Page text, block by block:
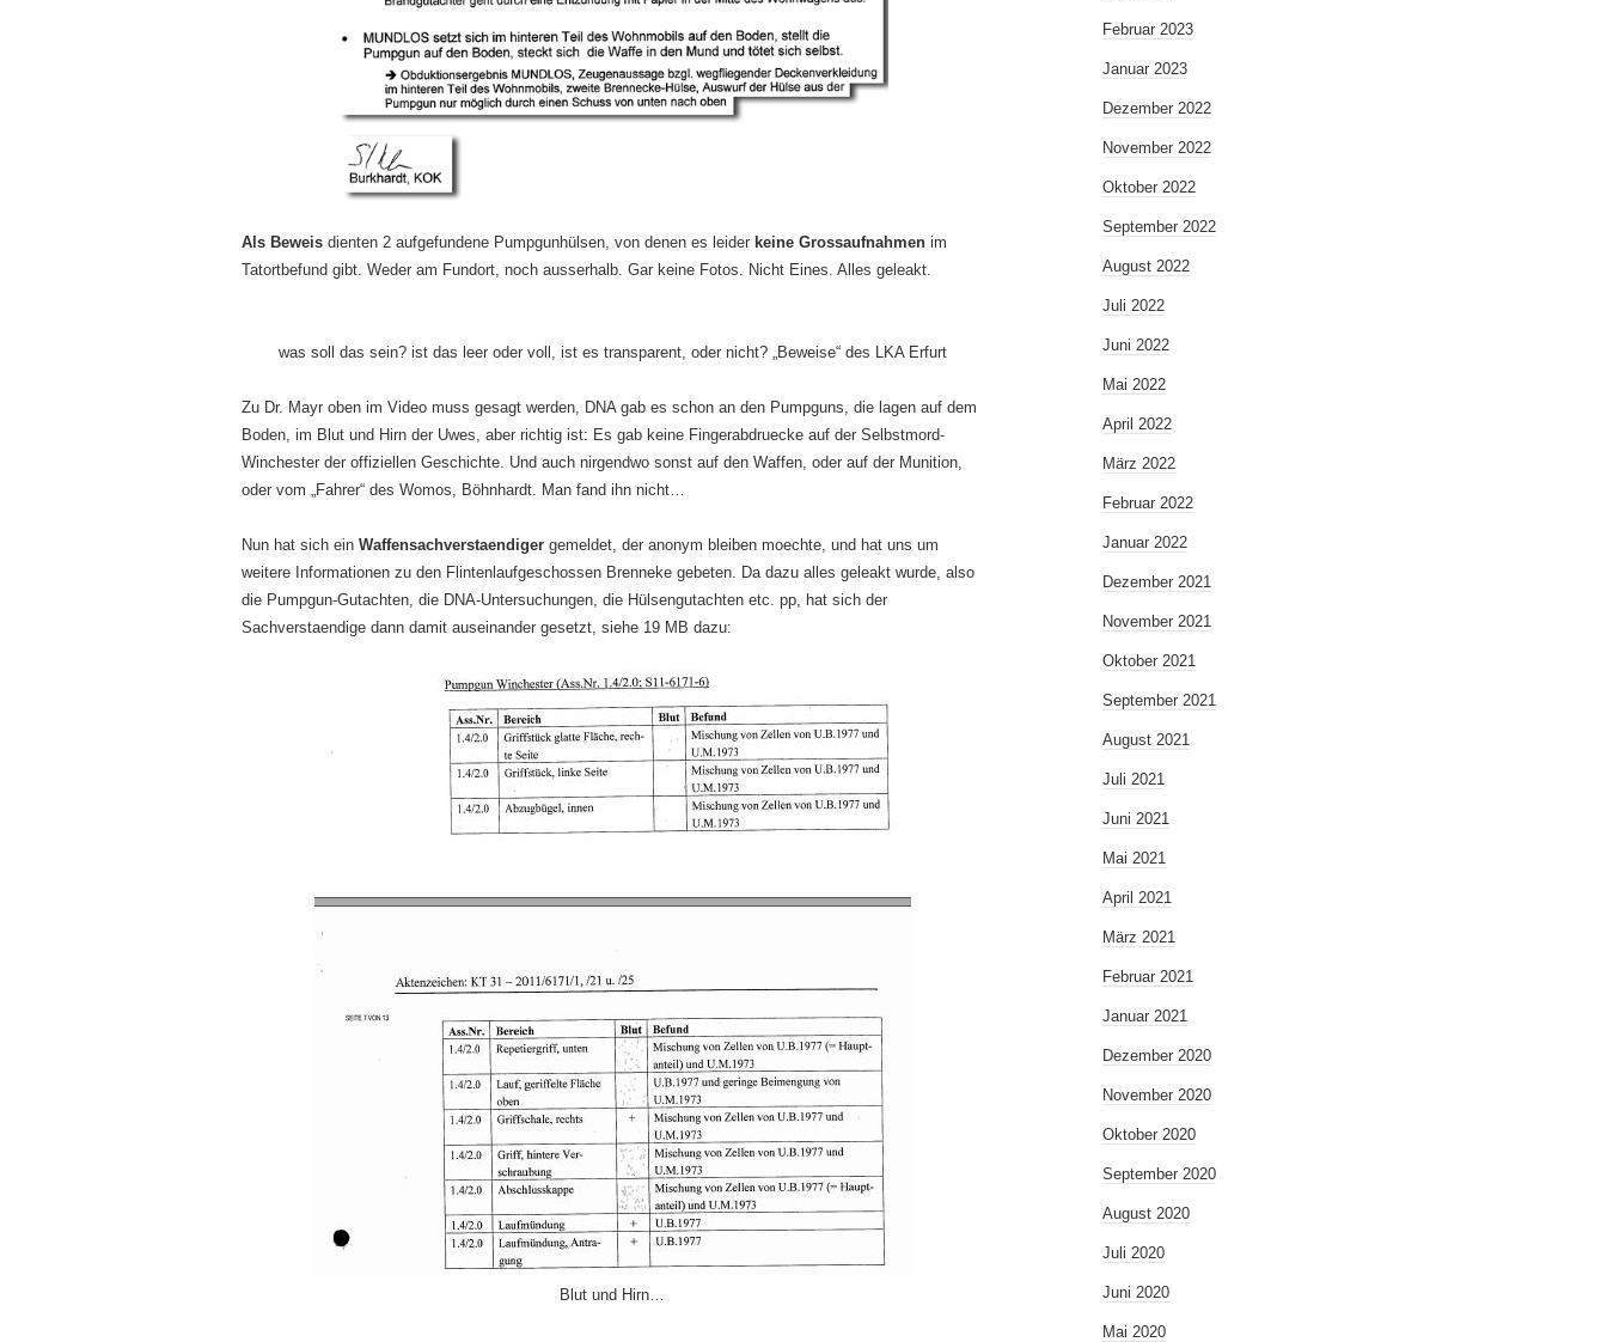
Als Beweis dienten 2 aufgefundene Pumpgunhülsen, von denen es leider keine Grossaufnahmen im
Tatortbefund gibt. Weder am Fundort, noch ausserhalb. Gar keine Fotos. Nicht Eines. Alles geleakt.
was soll das sein? ist das leer oder voll, ist es transparent, oder nicht? „Beweise“ des LKA Erfurt
Zu Dr. Mayr oben im Video muss gesagt werden, DNA gab es schon an den Pumpguns, die lagen auf dem
Boden, im Blut und Hirn der Uwes, aber richtig ist: Es gab keine Fingerabdruecke auf der Selbstmord-
Winchester der offiziellen Geschichte. Und auch nirgendwo sonst auf den Waffen, oder auf der Munition,
oder vom „Fahrer“ des Womos, Böhnhardt. Man fand ihn nicht…
Nun hat sich ein Waffensachverstaendiger gemeldet, der anonym bleiben moechte, und hat uns um
weitere Informationen zu den Flintenlaufgeschossen Brenneke gebeten. Da dazu alles geleakt wurde, also
die Pumpgun-Gutachten, die DNA-Untersuchungen, die Hülsengutachten etc. pp, hat sich der
Sachverstaendige dann damit auseinander gesetzt, siehe 19 MB dazu:
Blut und Hirn…
Februar 2023
Januar 2023
Dezember 2022
November 2022
Oktober 2022
September 2022
August 2022
Juli 2022
Juni 2022
Mai 2022
April 2022
März 2022
Februar 2022
Januar 2022
Dezember 2021
November 2021
Oktober 2021
September 2021
August 2021
Juli 2021
Juni 2021
Mai 2021
April 2021
März 2021
Februar 2021
Januar 2021
Dezember 2020
November 2020
Oktober 2020
September 2020
August 2020
Juli 2020
Juni 2020
Mai 2020